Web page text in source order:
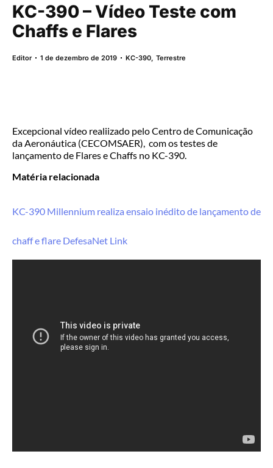
KC-390 – Vídeo Teste com
Chaffs e Flares
Editor 1 de dezembro de 2019 KC-390,Terrestre
Excepcional vídeo realiizado pelo Centro de Comunicação
da Aeronáutica (CECOMSAER), com os testes de
lançamento de Flares e Chaffs no KC-390.
Matéria relacionada
KC-390 Millennium realiza ensaio inédito de lançamento de
chaff e flare DefesaNet Link